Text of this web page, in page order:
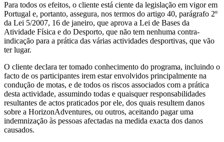
Para todos os efeitos, o cliente está ciente da legislação em vigor em
Portugal e, portanto, assegura, nos termos do artigo 40, parágrafo 2º
da Lei 5/2007, 16 de janeiro, que aprova a Lei de Bases da
Atividade Física e do Desporto, que não tem nenhuma contra-
indicação para a prática das várias actividades desportivas, que vão
ter lugar.
O cliente declara ter tomado conhecimento do programa, incluindo o
facto de os participantes irem estar envolvidos principalmente na
condução de motas, e de todos os riscos associados com a prática
desta actividade, assumindo todas e quaisquer responsabilidades
resultantes de actos praticados por ele, dos quais resultem danos
sobre a HorizonAdventures, ou outros, aceitando pagar uma
indemnização às pessoas afectadas na medida exacta dos danos
causados.